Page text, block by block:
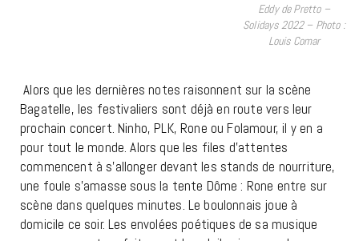
Eddy de Pretto –
Solidays 2022 – Photo :
Louis Comar
Alors que les dernières notes raisonnent sur la scène
Bagatelle, les festivaliers sont déjà en route vers leur
prochain concert. Ninho, PLK, Rone ou Folamour, il y en a
pour tout le monde. Alors que les files d’attentes
commencent à s’allonger devant les stands de nourriture,
une foule s’amasse sous la tente Dôme : Rone entre sur
scène dans quelques minutes. Le boulonnais joue à
domicile ce soir. Les envolées poétiques de sa musique